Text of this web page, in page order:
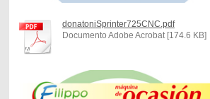
donatoniSprinter725CNC.pdf
Documento Adobe Acrobat [174.6 KB]